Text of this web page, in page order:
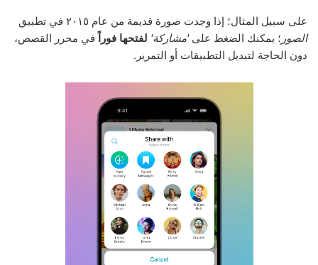
على سبيل المثال؛ إذا وجدت صورة قديمة من عام ٢٠١٥ في تطبيق
الصور ؛ يمكنك الضغط على'مشاركة' لفتحها فوراًفي محرر القصص،
دون الحاجة لتبديل التطبيقات أو التمرير.